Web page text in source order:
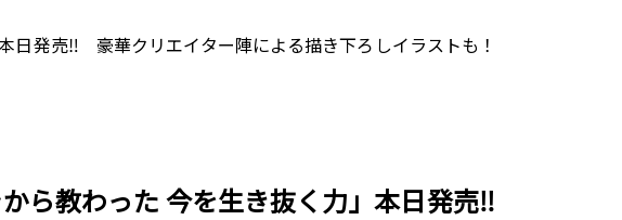
日発売‼ 豪華クリエイター陣による描き下ろしイラストも！
ら教わった 今を生き抜く力」本日発売‼